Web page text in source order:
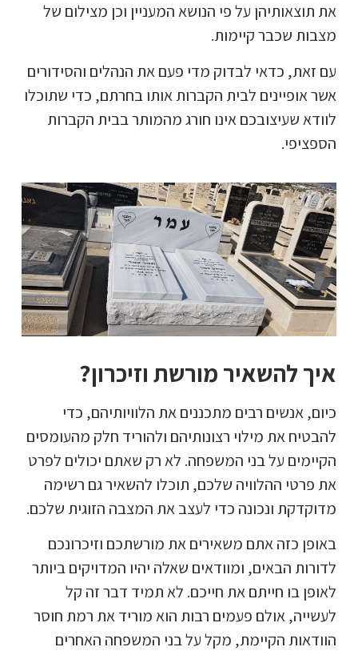
את תוצאותיהן על פי הנושא המעניין וכן מצילום של
מצבות שכבר קיימות.
עם זאת, כדאי לבדוק מדי פעם את הנהלים והסידורים
אשר אופיינים לבית הקברות אותו בחרתם, כדי שתוכלו
לוודא שעיצובכם אינו חורג מהמותר בבית הקברות
הספציפי.
איך להשאיר מורשת וזיכרון?
כיום, אנשים רבים מתכננים את הלוויותיהם, כדי
להבטיח את מילוי רצונותיהם ולהוריד חלק מהעומסים
הקיימים על בני המשפחה. לא רק שאתם יכולים לפרט
את פרטי ההלוויה שלכם, תוכלו להשאיר גם רשימה
מדוקדקת ונכונה כדי לעצב את המצבה הזוגית שלכם.
באופן כזה אתם משאירים את מורשתכם וזיכרונכם
לדורות הבאים, ומוודאים שאלה יהיו המדויקים ביותר
לאופן בו חייתם את חייכם. לא תמיד דבר זה קל
לעשייה, אולם פעמים רבות הוא מוריד את רמת חוסר
הוודאות הקיימת, מקל על בני המשפחה האחרים